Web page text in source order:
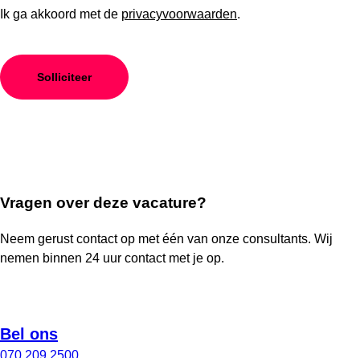
Ik ga akkoord met de privacyvoorwaarden.
Vragen over deze vacature?
Neem gerust contact op met één van onze consultants. Wij
nemen binnen 24 uur contact met je op.
Bel ons
070 209 2500